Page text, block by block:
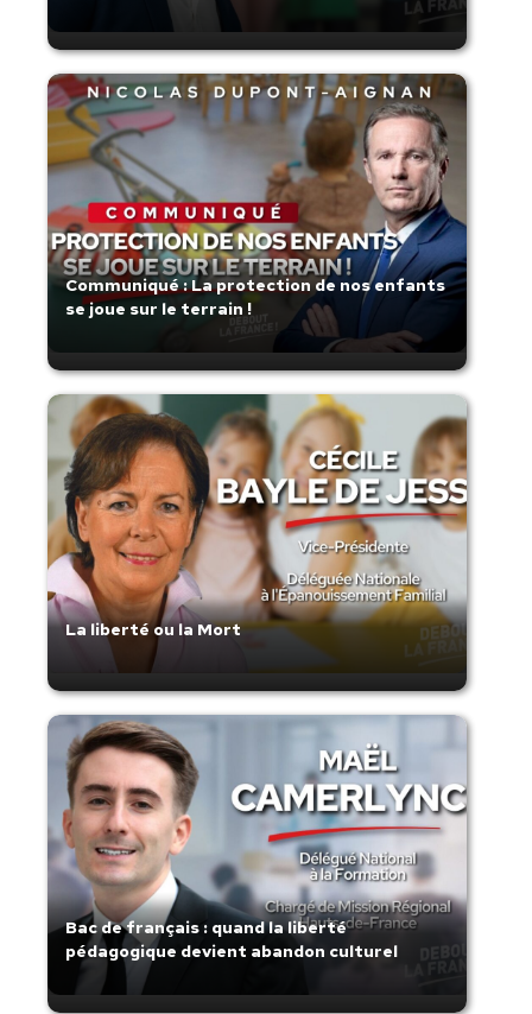
Communiqué : La protection de nos enfants
se joue sur le terrain !
La liberté ou la Mort
Bac de français : quand la liberté
pédagogique devient abandon culturel